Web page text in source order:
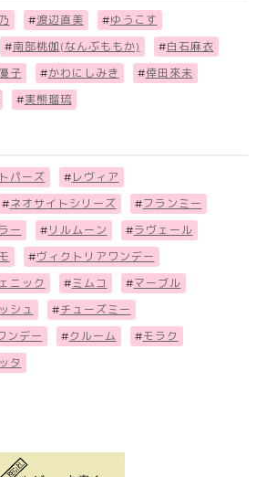
#渡辺直美 #ゆうこす
#南部桃伽(なんぶももか) #白石麻衣
子 #かわにしみき #倖田來未
#実熊瑠琉
トパーズ # レヴィア
#ネオサイトシリーズ #フランミー
ー # リルムーン #ラヴェール
#ヴィクトリアワンデー
ニック # ミムコ #マーブル
シュ #チューズミー
ンデー #クルーム #モラク
タ